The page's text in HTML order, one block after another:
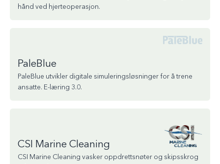
hånd ved hjerteoperasjon.
PaleBlue
PaleBlue utvikler digitale simuleringsløsninger for å trene
ansatte. E-læring 3.0.
CSI Marine Cleaning
CSI Marine Cleaning vasker oppdrettsnøter og skipsskrog